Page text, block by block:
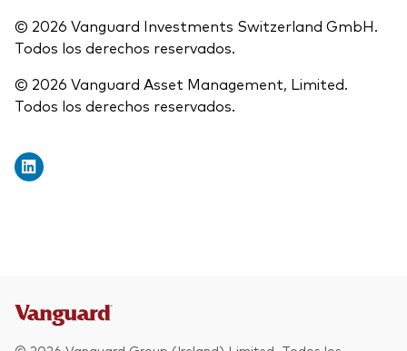
© 2026 Vanguard Investments Switzerland GmbH.
Todos los derechos reservados.
© 2026 Vanguard Asset Management, Limited.
Todos los derechos reservados.